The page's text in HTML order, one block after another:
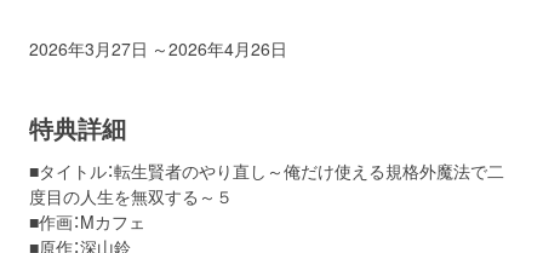
2026年3月27日 ～2026年4月26日
特典詳細
■タイトル：転生賢者のやり直し～俺だけ使える規格外魔法で二
度目の人生を無双する～５
■作画：Mカフェ
■原作：深山鈴